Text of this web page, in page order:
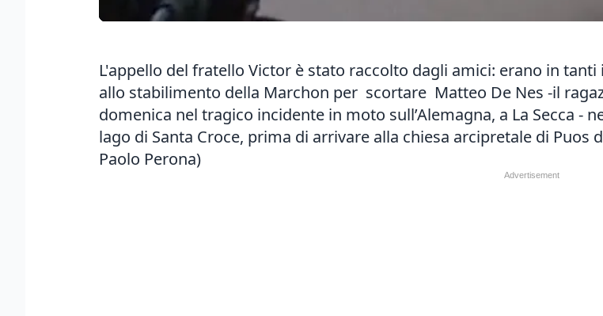
L'appello del fratello Victor è stato raccolto dagli amici: erano in
allo stabilimento della Marchon per scortare Matteo De Nes -il
domenica nel tragico incidente in moto sull’Alemagna, a La Secca -
lago di Santa Croce, prima di arrivare alla chiesa arcipretale di Puos
Paolo Perona)